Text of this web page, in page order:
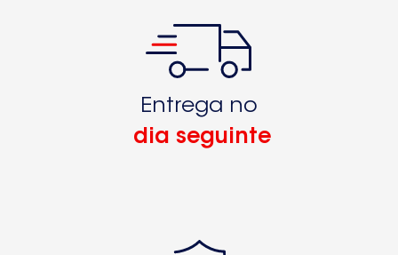
Entrega no
dia seguinte